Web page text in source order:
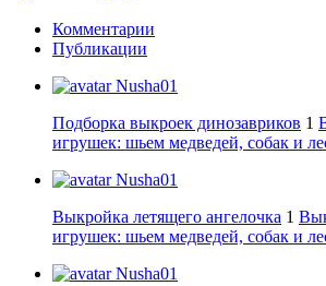
Комментарии
Публикации
Nusha01
Подборка выкроек динозавриков 1
игрушек: шьем медведей, собак и
Nusha01
Выкройка летящего ангелочка 1
игрушек: шьем медведей, собак и
Nusha01